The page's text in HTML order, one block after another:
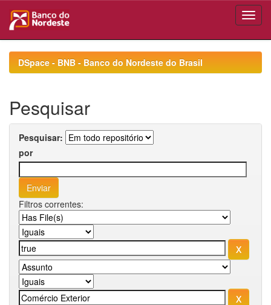
navigationDSpace - BNB - Banco do Nordeste do Brasil
Pesquisar
Pesquisar:
por
Filtros correntes: